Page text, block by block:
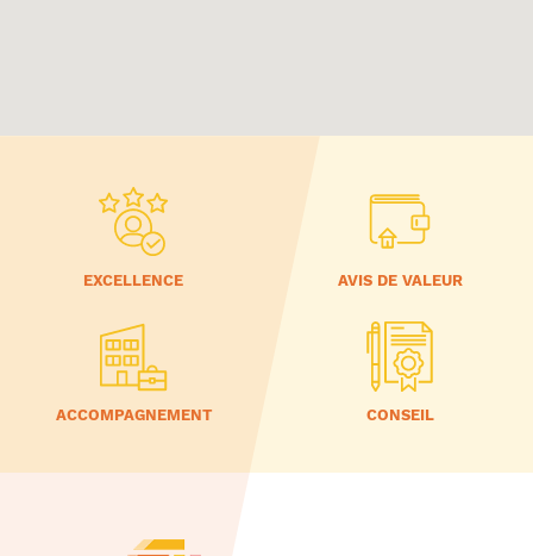
EXCELLENCE AVIS DE VALEUR
ACCOMPAGNEMENT CONSEIL